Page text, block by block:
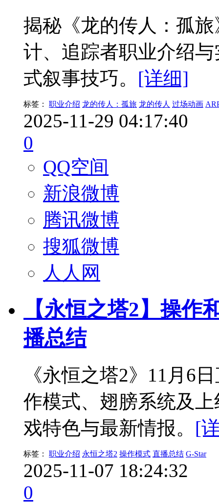
揭秘《龙的传人：孤
计、追踪者职业介绍
式叙事技巧。 [详细]
标签： 职业介绍 龙的传人：孤旅 龙的传人 过场动画
2025-11-29 04:17:40
0
QQ空间
新浪微博
腾讯微博
搜狐微博
人人网
【永恒之塔2】操作
播总结
《永恒之塔2》11月6
作模式、翅膀系统及
戏特色与最新情报。 [
标签： 职业介绍 永恒之塔2 操作模式 直播总结 G-Star
2025-11-07 18:24:32
0